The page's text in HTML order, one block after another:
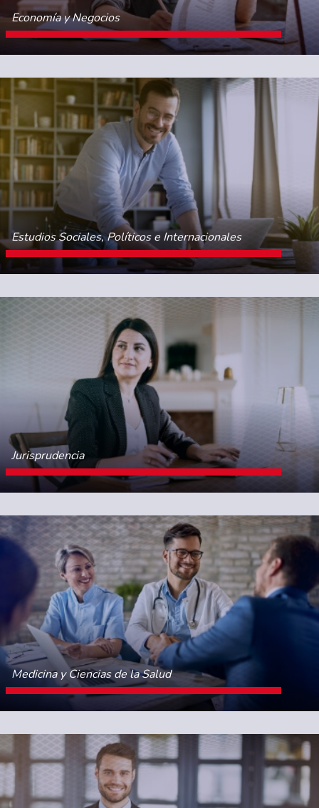
Economía y Negocios
CONOCE MÁS
Estudios Sociales, Políticos e Internacionales
CONOCE MÁS
Jurisprudencia
CONOCE MÁS
Medicina y Ciencias de la Salud
CONOCE MÁS